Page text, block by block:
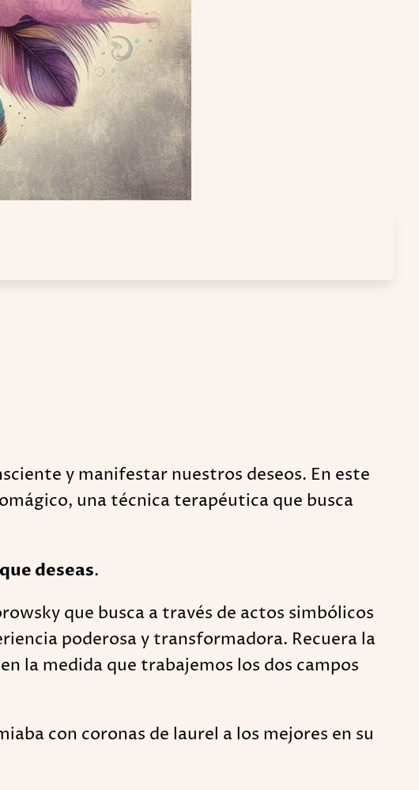
y manifestar nuestros deseos. En este
una técnica terapéutica que busca
deseas.
que busca a través de actos simbólicos
poderosa y transformadora. Recuera la
la medida que trabajemos los dos campos
con coronas de laurel a los mejores en su